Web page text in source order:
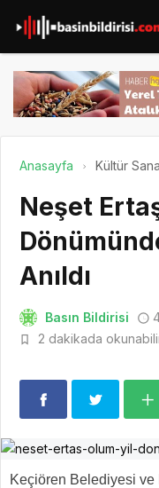
Anasayfa Kültür
Neşet
Anıldı
Basın Bildirisi
2 dakikada
Keçiören Belediyesi ve